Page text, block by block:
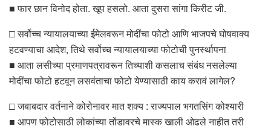
■ फार छान विनोद होता. खूप हसलो. आता दुसरा सांगा किरीट जी.
□ सर्वोच्च न्यायालयाच्या ईमेलवरून मोदींचा फोटो आणि भाजपचे घोषवाक्य
हटवण्याचा आदेश, तिथे सर्वोच्च न्यायालयाच्या फोटोची पुनर्स्थापना
■ आता लसीच्या प्रमाणपत्रावरून तिच्याशी कसलाच संबंध नसलेल्या
मोदींचा फोटो हटवून लसवंताचा फोटो येण्यासाठी काय करावं लागेल?
□ जबाबदार वर्तनाने कोरोनावर मात शक्य : राज्यपाल भगतसिंग कोश्यारी
■ आपण फोटोसाठी लोकांच्या तोंडावरचे मास्क खाली ओढले नाहीत तरी